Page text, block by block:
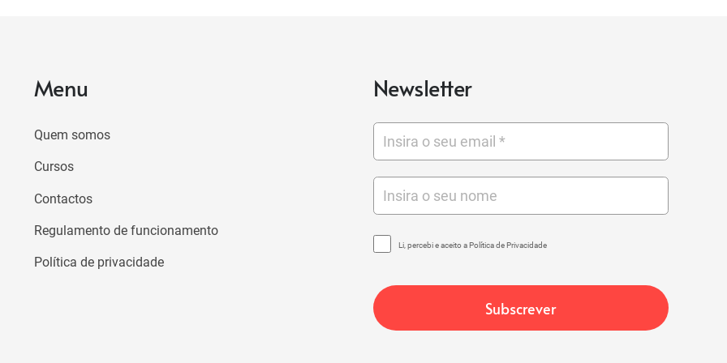
Menu
Quem somos
Cursos
Contactos
Regulamento de funcionamento
Política de privacidade
Newsletter
Li, percebi e aceito a Política de Privacidade